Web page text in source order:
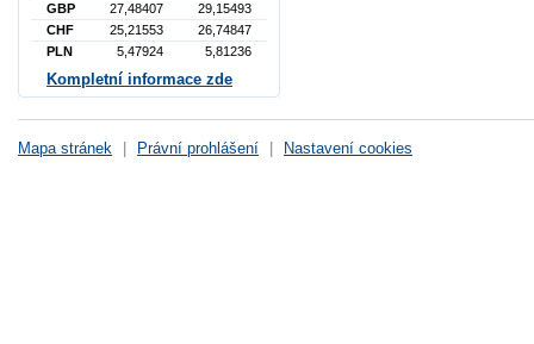
GBP
27,48407
29,15493
CHF
25,21553
26,74847
PLN
5,47924 5,81236
Kompletní informace zde
Mapa stránek Právní prohlášení Nastavení cookies